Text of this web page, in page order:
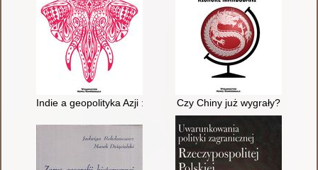
Indie a geopolityka Azji : przeszłość i teraźniejszość
Czy Chiny już wygrały?